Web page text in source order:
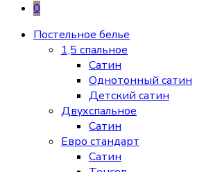
0
Постельное белье
1,5 спальное
Сатин
Однотонный сатин
Детский сатин
Двухспальное
Сатин
Евро стандарт
Сатин